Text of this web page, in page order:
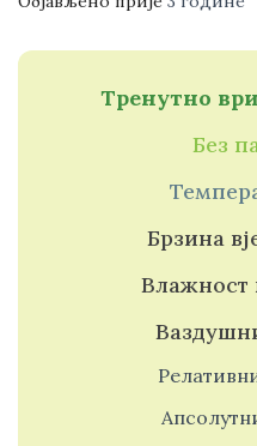
Тренутно
Без
Брзина
Влажност